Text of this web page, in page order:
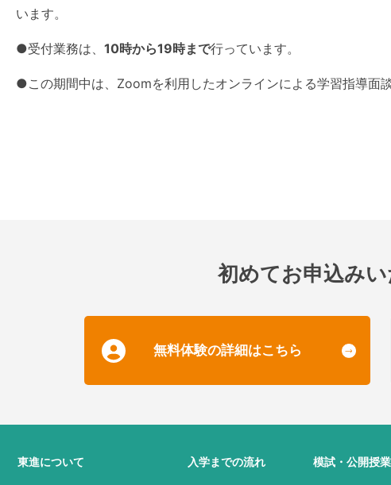
います。
●受付業務は、 10時から19時まで行っています。
●この期間中は、Zoomを利用したオンラインによる学習指導面
初めてお申込み
無料体験の詳細はこちら
東進について 入学までの流れ 模試・公開授業